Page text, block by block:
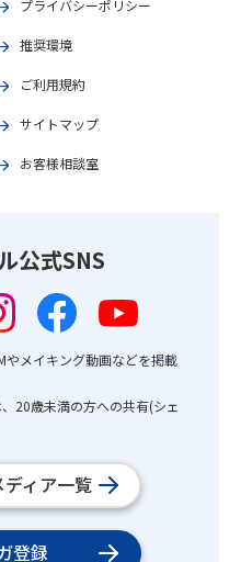
プライバシーポリシー
推奨環境
ご利用規約
サイトマップ
お客様相談室
公式SNS
やメイキング動画などを掲載
20歳未満の方への共有(シェ
ィア一覧
登録